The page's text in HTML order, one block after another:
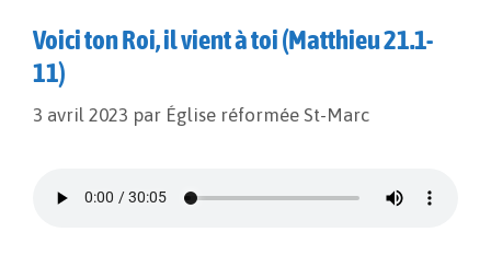
Voici ton Roi, il vient à toi (Matthieu 21.1-
11)
3 avril 2023 par Église réformée St-Marc